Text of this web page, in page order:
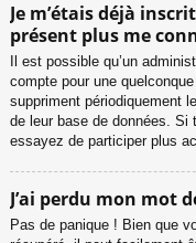
Je m’étais déjà
présent plus me
Il est possible qu’un
compte pour une
suppriment périodiquement
de leur base de données.
essayez de participer plus
J’ai perdu mon mot
Pas de panique ! Bien que